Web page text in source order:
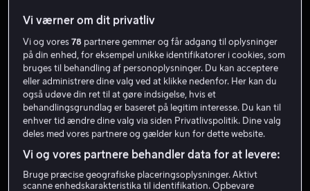
Avatar - Den sidste luftbetvinger
9.3 2007 7 år
Få Viaplay
Vi værner om dit privatliv
Vi og vores78 partnere gemmer og får adgang til oplysninger
på din enhed, for eksempel unikke identifikatorer i cookies, som
bruges til behandling af personoplysninger. Du kan acceptere
eller administrere dine valg ved at klikke nedenfor. Her kan du
også udøve din ret til at gøre indsigelse, hvis et
behandlingsgrundlag er baseret på legitim interesse. Du kan til
enhver tid ændre dine valg via siden Privatlivspolitik. Dine valg
deles med vores partnere og gælder kun for dette website.
Vi og vores partnere behandler data for at levere:
Bruge præcise geografiske placeringsoplysninger. Aktivt
scanne enhedskarakteristika til identifikation. Opbevare